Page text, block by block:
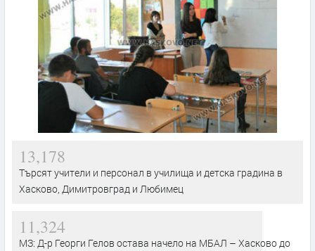
13,178
Търсят учители и персонал в училища и детска градина в
Хасково, Димитровград и Любимец
11,324
МЗ: Д-р Георги Гелов остава начело на МБАЛ – Хасково до